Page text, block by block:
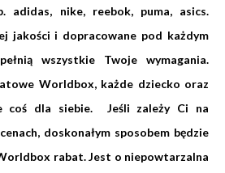
adidas, nike, reebok, puma, asics.
jakości i dopracowane pod każdym
wszystkie Twoje wymagania.
Worldbox, każde dziecko oraz
coś dla siebie. Jeśli zależy Ci na
doskonałym sposobem będzie
rabat. Jest o niepowtarzalna